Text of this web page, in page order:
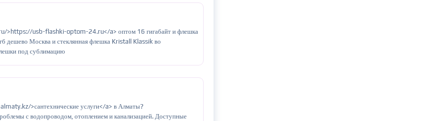
usb-flashki-optom-24.ru</a> оптом 16 гигабайт и флешка
дешево Москва и стеклянная флешка Kristall Klassik во
под сублимацию
>сантехнические услуги</a> в Алматы?
с водопроводом, отоплением и канализацией. Доступные